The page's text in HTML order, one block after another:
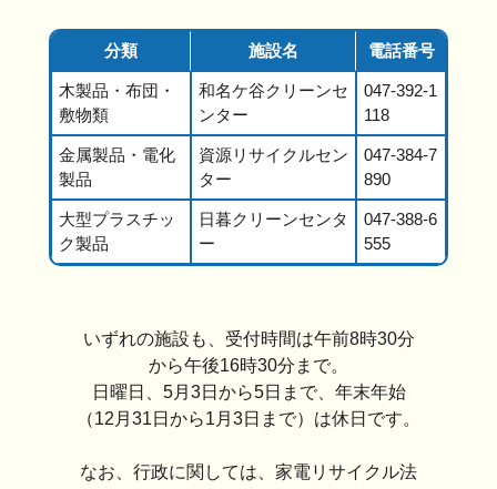
分類 施設名 電話番号
木製品・布団・
敷物類
和名ケ谷クリーンセ
ンター
047-392-1
118
金属製品・電化
製品
資源リサイクルセン
ター
047-384-7
890
大型プラスチッ
ク製品
日暮クリーンセンタ
ー
047-388-6
555
いずれの施設も、受付時間は午前8時30分
から午後16時30分まで。
日曜日、5月3日から5日まで、年末年始
（12月31日から1月3日まで）は休日です。
なお、行政に関しては、家電リサイクル法